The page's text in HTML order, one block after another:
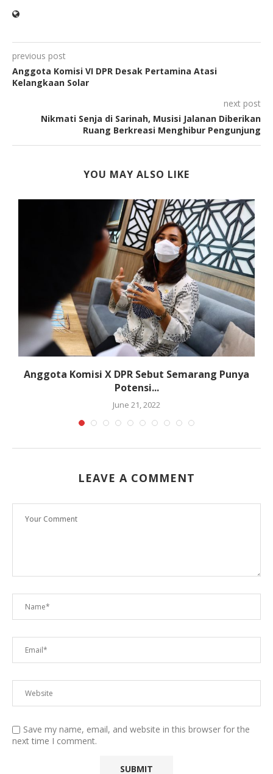
previous post
Anggota Komisi VI DPR Desak Pertamina Atasi
Kelangkaan Solar
next post
Nikmati Senja di Sarinah, Musisi Jalanan Diberikan
Ruang Berkreasi Menghibur Pengunjung
YOU MAY ALSO LIKE
Anggota Komisi X DPR Sebut Semarang Punya
Potensi...
June 21, 2022
LEAVE A COMMENT
Save my name, email, and website in this browser for the
next time I comment.